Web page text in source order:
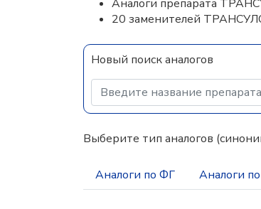
Аналоги препарата
20 заменителей
Новый поиск аналогов
Выберите тип аналогов
Аналоги по ФГ Аналоги